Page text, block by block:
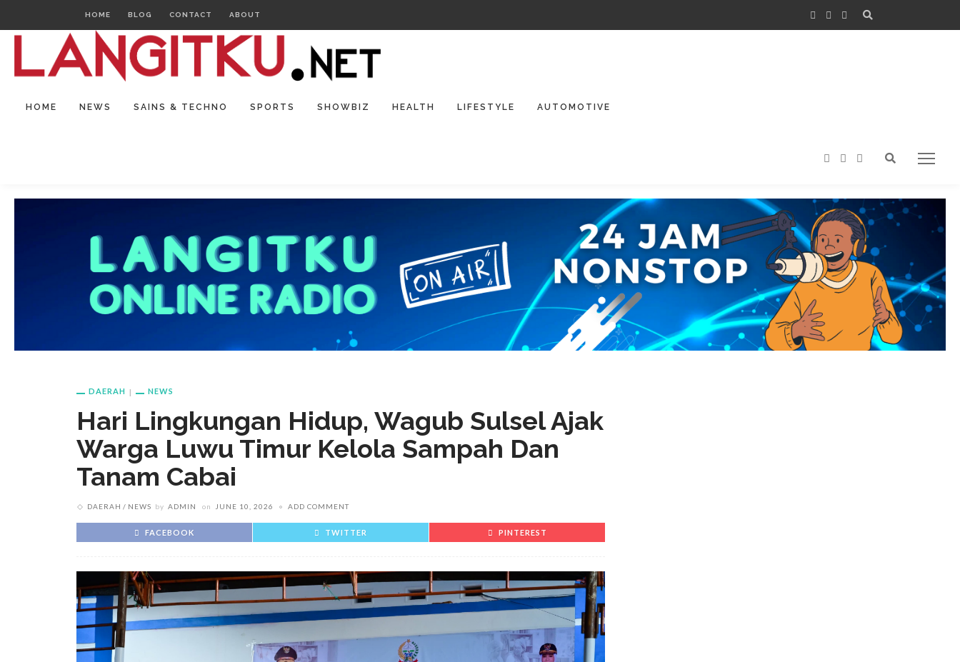
HOME BLOG CONTACT ABOUT
HOME NEWS SAINS & TECHNO SPORTS SHOWBIZ HEALTH LIFESTYLE AUTOMOTIVE
DAERAH NEWS
Hari Lingkungan Hidup, Wagub Sulsel Ajak
Warga Luwu Timur Kelola Sampah Dan
Tanam Cabai
DAERAH NEWS by ADMIN on JUNE 10, 2026 ADD COMMENT
FACEBOOK TWITTER PINTEREST